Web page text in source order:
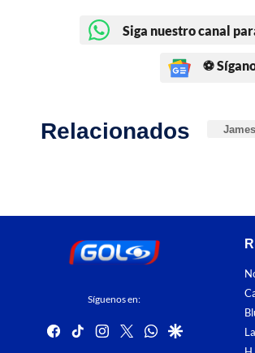
Siga nuestro canal
⚽
Relacionados
Síguenos en:
facebook
tiktokinstagram
twitterwhatsapp
google